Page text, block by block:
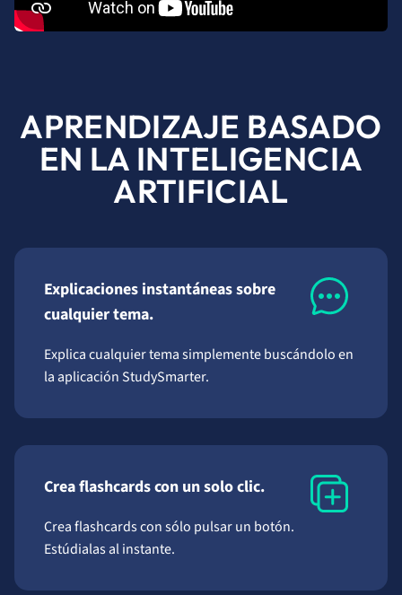
APRENDIZAJE BASADO
EN LA INTELIGENCIA
ARTIFICIAL
Explicaciones instantáneas sobre
cualquier tema.
Explica cualquier tema simplemente buscándolo en
la aplicación StudySmarter.
Crea flashcards con un solo clic.
Crea flashcards con sólo pulsar un botón.
Estúdialas al instante.